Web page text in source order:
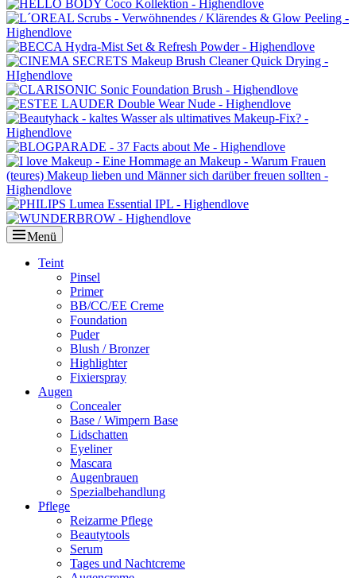
Menü
Primäres
Teint
Pinsel
Primer
BB/CC/EE Creme
Foundation
Puder
Blush / Bronzer
Highlighter
Fixierspray
Augen
Concealer
Base / Wimpern Base
Lidschatten
Eyeliner
Mascara
Augenbrauen
Spezialbehandlung
Pflege
Reizarme Pflege
Beautytools
Serum
Tages und Nachtcreme